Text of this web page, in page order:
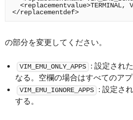
<replacementvalue>TERMINAL,
の部分を変更してください。
VIM_EMU_ONLY_APPS
: 設定され
なる。空欄の場合はすべてのアプ
VIM_EMU_IGNORE_APPS
: 設定さ
する。